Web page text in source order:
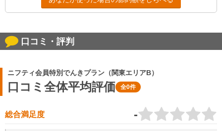
口コミ・評判
ニフティ会員特別でんきプラン（関東エリアB）
口コミ全体平均評価 全0件
総合満足度 -